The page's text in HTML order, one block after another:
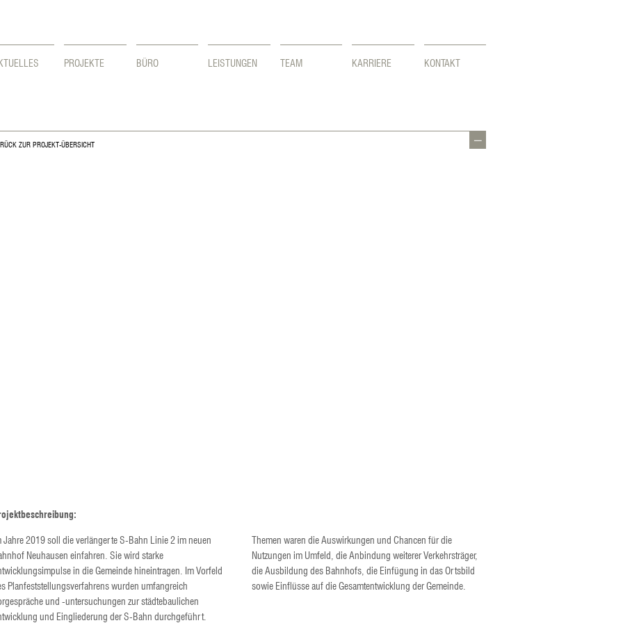
PROJEKTE BÜRO LEISTUNGEN TEAM KARRIERE KONTAKT
ZUR PROJEKT-ÜBERSICHT
Jahre 2019 soll die verlängerte S-Bahn Linie 2 im neuen
Neuhausen einfahren. Sie wird starke
in die Gemeinde hineintragen. Im Vorfeld
Planfeststellungsverfahrens wurden umfangreich
und -untersuchungen zur städtebaulichen
und Eingliederung der S-Bahn durchgeführt.
Themen waren die Auswirkungen und Chancen für die
Nutzungen im Umfeld, die Anbindung weiterer Verkehrsträger,
die Ausbildung des Bahnhofs, die Einfügung in das Ortsbild
sowie Einflüsse auf die Gesamtentwicklung der Gemeinde.